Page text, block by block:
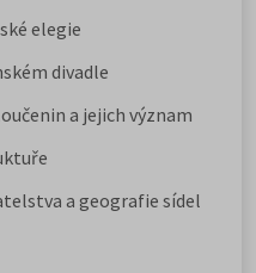
elegie
divadle
a jejich význam
a geografie sídel